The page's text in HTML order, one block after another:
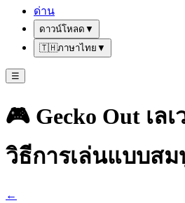
ด่าน
ดาวน์โหลด ▼
🇹🇭ภาษาไทย ▼
☰
🎮 Gecko Out เล
วิธีการเล่นแบบส
←